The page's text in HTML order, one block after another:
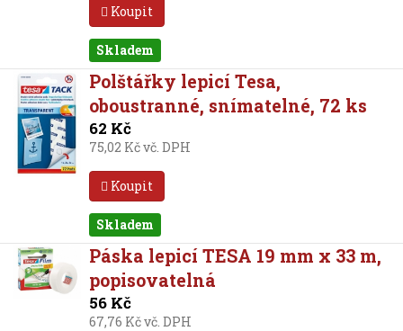
Koupit
Skladem
Polštářky lepicí Tesa,
oboustranné, snímatelné, 72 ks
62 Kč
75,02 Kč vč. DPH
Koupit
Skladem
Páska lepicí TESA 19 mm x 33 m,
popisovatelná
56 Kč
67,76 Kč vč. DPH